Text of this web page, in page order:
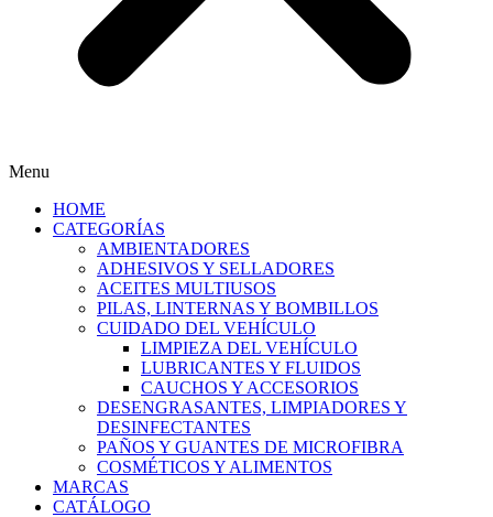
Menu
HOME
CATEGORÍAS
AMBIENTADORES
ADHESIVOS Y SELLADORES
ACEITES MULTIUSOS
PILAS, LINTERNAS Y BOMBILLOS
CUIDADO DEL VEHÍCULO
LIMPIEZA DEL VEHÍCULO
LUBRICANTES Y FLUIDOS
CAUCHOS Y ACCESORIOS
DESENGRASANTES, LIMPIADORES Y
DESINFECTANTES
PAÑOS Y GUANTES DE MICROFIBRA
COSMÉTICOS Y ALIMENTOS
MARCAS
CATÁLOGO